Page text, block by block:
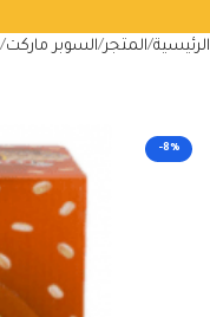
الرئيسية المتجر السوبر ماركت
-8%